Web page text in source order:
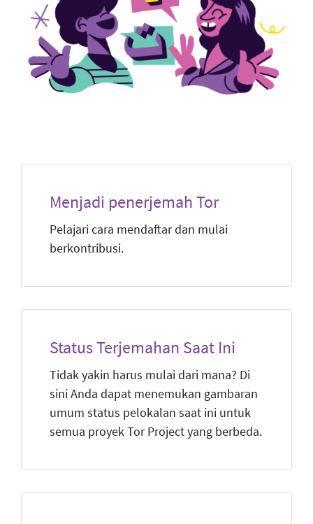
Menjadi penerjemah Tor
Pelajari cara mendaftar dan mulai
berkontribusi.
Status Terjemahan Saat Ini
Tidak yakin harus mulai dari mana? Di
sini Anda dapat menemukan gambaran
umum status pelokalan saat ini untuk
semua proyek Tor Project yang berbeda.